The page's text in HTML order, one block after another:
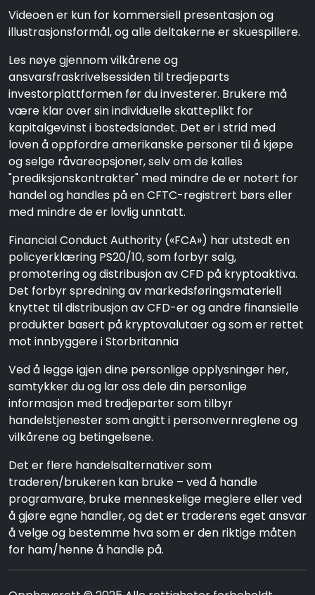
Videoen er kun for kommersiell presentasjon og
illustrasjonsformål, og alle deltakerne er skuespillere.
Les nøye gjennom vilkårene og
ansvarsfraskrivelsessiden til tredjeparts
investorplattformen før du investerer. Brukere må
være klar over sin individuelle skatteplikt for
kapitalgevinst i bostedslandet. Det er i strid med
loven å oppfordre amerikanske personer til å kjøpe
og selge råvareopsjoner, selv om de kalles
"prediksjonskontrakter" med mindre de er notert for
handel og handles på en CFTC-registrert børs eller
med mindre de er lovlig unntatt.
Financial Conduct Authority («FCA») har utstedt en
policyerklæring PS20/10, som forbyr salg,
promotering og distribusjon av CFD på kryptoaktiva.
Det forbyr spredning av markedsføringsmateriell
knyttet til distribusjon av CFD-er og andre finansielle
produkter basert på kryptovalutaer og som er rettet
mot innbyggere i Storbritannia
Ved å legge igjen dine personlige opplysninger her,
samtykker du og lar oss dele din personlige
informasjon med tredjeparter som tilbyr
handelstjenester som angitt i personvernreglene og
vilkårene og betingelsene.
Det er flere handelsalternativer som
traderen/brukeren kan bruke – ved å handle
programvare, bruke menneskelige meglere eller ved
å gjøre egne handler, og det er traderens eget ansvar
å velge og bestemme hva som er den riktige måten
for ham/henne å handle på.